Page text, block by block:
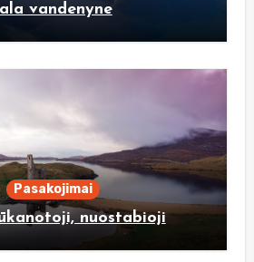
vandenyne
Pasakojimai
nuostabioji